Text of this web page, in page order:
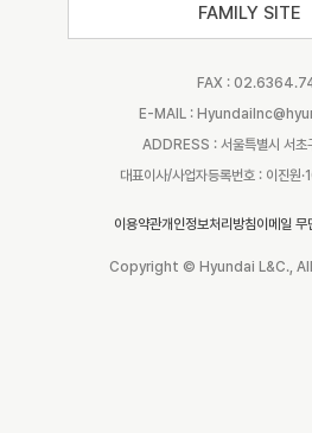
FAMILY SITE
FAX :
E-MAIL :
ADDRESS : 서울특별시 서초
대표이사/사업자등록번호 : 이
이용약관개인정보처리방침이메일 무
Copyright © Hyundai L&C.,